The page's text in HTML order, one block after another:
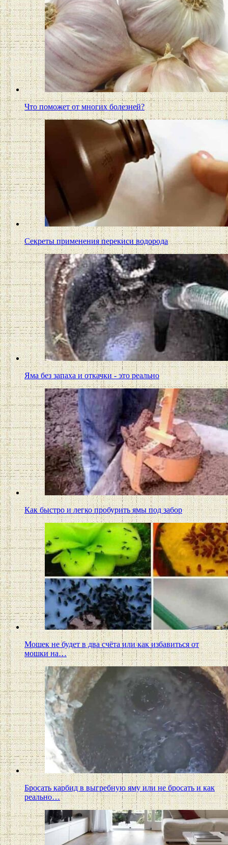
Что поможет от многих болезней?
Секреты применения перекиси водорода
Яма без запаха и откачки - это реально
Как быстро и легко пробурить ямы под забор
Мошек не будет в два счёта или как избавиться от
мошки на…
Бросать карбид в выгребную яму или не бросать и как
реально…